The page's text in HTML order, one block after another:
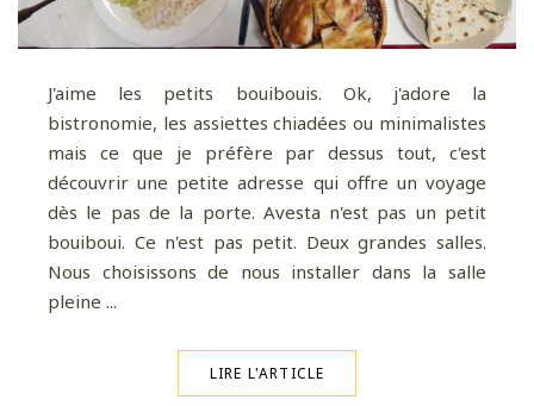
J'aime les petits bouibouis. Ok, j'adore la
bistronomie, les assiettes chiadées ou minimalistes
mais ce que je préfère par dessus tout, c'est
découvrir une petite adresse qui offre un voyage
dès le pas de la porte. Avesta n'est pas un petit
bouiboui. Ce n'est pas petit. Deux grandes salles.
Nous choisissons de nous installer dans la salle
pleine ...
LIRE L'ARTICLE